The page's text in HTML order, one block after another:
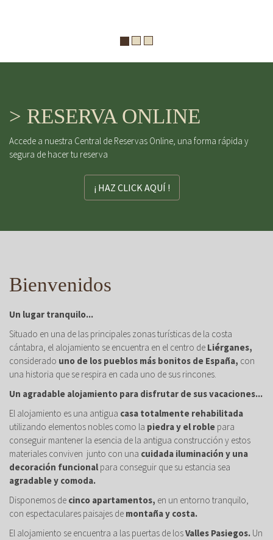
> RESERVA ONLINE
Accede a nuestra Central de Reservas Online, una forma rápida y
segura de hacer tu reserva
¡ HAZ CLICK AQUÍ !
Bienvenidos
Un lugar tranquilo...
Situado en una de las principales zonas turísticas de la costa
cántabra, el alojamiento se encuentra en el centro de Liérganes,
considerado uno de los pueblos más bonitos de España, con
una historia que se respira en cada uno de sus rincones.
Un agradable alojamiento para disfrutar de sus vacaciones...
El alojamiento es una antigua casa totalmente rehabilitada
utilizando elementos nobles como la piedra y el roble para
conseguir mantener la esencia de la antigua construcción y estos
materiales conviven junto con una cuidada iluminación y una
decoración funcional para conseguir que su estancia sea
agradable y comoda.
Disponemos de cinco apartamentos, en un entorno tranquilo,
con espectaculares paisajes de montaña y costa.
El alojamiento se encuentra a las puertas de losValles Pasiegos. Un